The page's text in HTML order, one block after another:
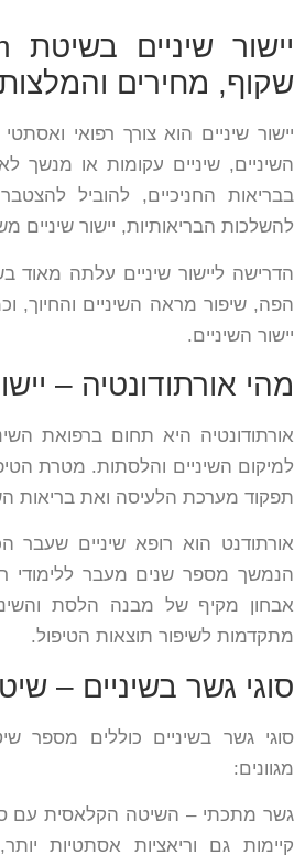
שקוף, מחירים
יישור שיניים הוא צורך רפואי
השיניים, שיניים עקומות או מנשך
בבריאות החניכיים, להוביל
להשלכות הבריאותיות, יישור
הדרישה ליישור שיניים עלתה מאוד
הפה, שיפור מראה השיניים והחיוך,
יישור השיניים.
מהי אורתודונטיה –
אורתודונטיה היא תחום ברפואת
למיקום השיניים והלסתות. מטרת
תפקוד מערכת הלעיסה ואת בריאות
אורתודנט הוא רופא שיניים שעבר
הנמשך מספר שנים מעבר ללימודי
אבחון מקיף של מבנה הלסת
מתקדמות לשיפור תוצאות הטיפול.
סוגי גשר בשיניים –
סוגי גשר בשיניים כוללים מספר
מגוונים:
גשר מתכתי – השיטה הקלאסית עם
קיימות גם וריאציות אסתטיות